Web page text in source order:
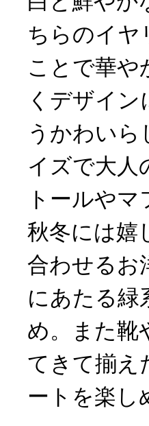
ちらのイヤ
ことで華や
くデザイ
うかわい
イズで大人
トールや
秋冬には嬉
合わせるお
にあたる緑
め。また靴
てきて揃え
ートを楽し